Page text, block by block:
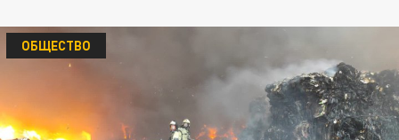
ОБЩЕСТВО